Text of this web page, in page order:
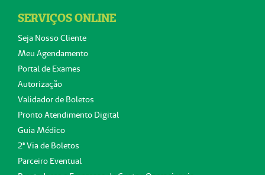
SERVIÇOS ONLINE
Seja Nosso Cliente
Meu Agendamento
Portal de Exames
Autorização
Validador de Boletos
Pronto Atendimento Digital
Guia Médico
2ª Via de Boletos
Parceiro Eventual